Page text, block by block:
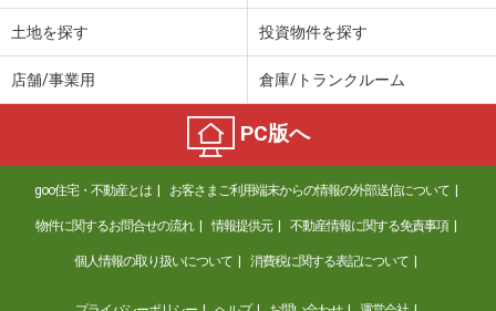
岩手県胆沢郡金ケ崎町西根杉土手
5.05万円
住 所
岩手県胆沢郡金ケ崎町西根杉土手
専有面積 57.02m²
間取り
2LDK
岩手県奥州市江刺杉ノ町
土地を探す 投資物件を探す
店舗/事業用 倉庫/トランクルーム
PC版へ
goo住宅・不動産とは お客さまご利用端末からの情報の外部送信について
物件に関するお問合せの流れ 情報提供元 不動産情報に関する免責事項
個人情報の取り扱いについて 消費税に関する表記について